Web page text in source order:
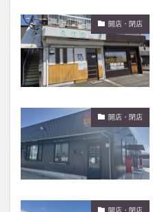
開店・閉店
開店・閉店
開店・閉店